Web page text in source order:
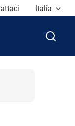
Italia
APRI